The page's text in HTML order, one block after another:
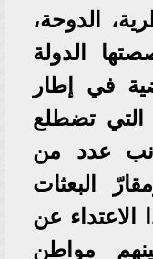
الدوحة،
الدولة
في إطار
التي تضطلع
عدد من
البعثات
الاعتداء عن
مواطن